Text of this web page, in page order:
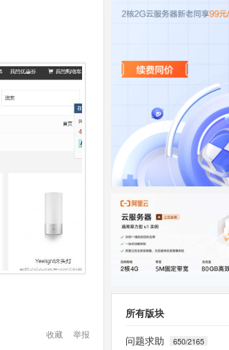
收藏 举报
所有版块
问题求助
650/2165